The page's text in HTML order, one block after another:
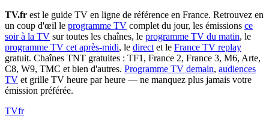
TV.fr est le guide TV en ligne de référence en France. Retrouvez en
un coup d'œil le programme TV complet du jour, les émissions ce
soir à la TV sur toutes les chaînes, le programme TV du matin, le
programme TV cet après-midi, le direct et le France TV replay
gratuit. Chaînes TNT gratuites : TF1, France 2, France 3, M6, Arte,
C8, W9, TMC et bien d'autres. Programme TV demain, audiences
TV et grille TV heure par heure — ne manquez plus jamais votre
émission préférée.
TVfr